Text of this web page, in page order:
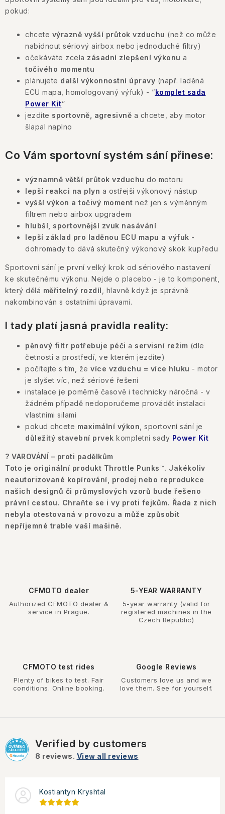
pokud:
chcete výrazně vyšší průtok vzduchu (než co může
nabídnout sériový airbox nebo jednoduché filtry)
očekáváte zcela zásadní zlepšení výkonu a
točivého momentu
plánujete další výkonnostní úpravy (např. laděná
ECU mapa, homologovaný výfuk) - “komplet sada
Power Kit”
jezdíte sportovně, agresivně a chcete, aby motor
šlapal naplno
Co Vám sportovní systém sání přinese:
významně větší průtok vzduchu do motoru
lepší reakci na plyn a ostřejší výkonový nástup
vyšší výkon a točivý moment než jen s výměnným
filtrem nebo airbox upgradem
hlubší, sportovnější zvuk nasávání
lepší základ pro laděnou ECU mapu a výfuk -
dohromady to dává skutečný výkonový skok kupředu
Sportovní sání je první velký krok od sériového nastavení
ke skutečnému výkonu. Nejde o placebo - je to komponent,
který dělá měřitelný rozdíl , hlavně když je správně
nakombinován s ostatními úpravami.
I tady platí jasná pravidla reality:
pěnový filtr potřebuje péči a servisní režim (dle
četnosti a prostředí, ve kterém jezdíte)
počítejte s tím, že více vzduchu = více hluku - motor
je slyšet víc, než sériové řešení
instalace je poměrně časově i technicky náročná - v
žádném případě nedoporučeme provádět instalaci
vlastními silami
pokud chcete maximální výkon , sportovní sání je
důležitý stavební prvek kompletní sady Power Kit
? VAROVÁNÍ – proti padělkům
Toto je originální produkt Throttle Punks™. Jakékoliv
neautorizované kopírování, prodej nebo reprodukce
našich designů či průmyslových vzorů bude řešeno
právní cestou. Chraňte se i vy proti fejkům. Řada z nich
nebyla otestovaná v provozu a může způsobit
nepříjemné trable vaší mašině.
CFMOTO dealer
Authorized CFMOTO dealer &
service in Prague.
5-YEAR WARRANTY
5-year warranty (valid for
registered machines in the
Czech Republic)
CFMOTO test rides
Plenty of bikes to test. Fair
conditions. Online booking.
Google Reviews
Customers love us and we
love them. See for yourself.
Verified by customers
8 reviews. View all reviews
Kostiantyn Kryshtal